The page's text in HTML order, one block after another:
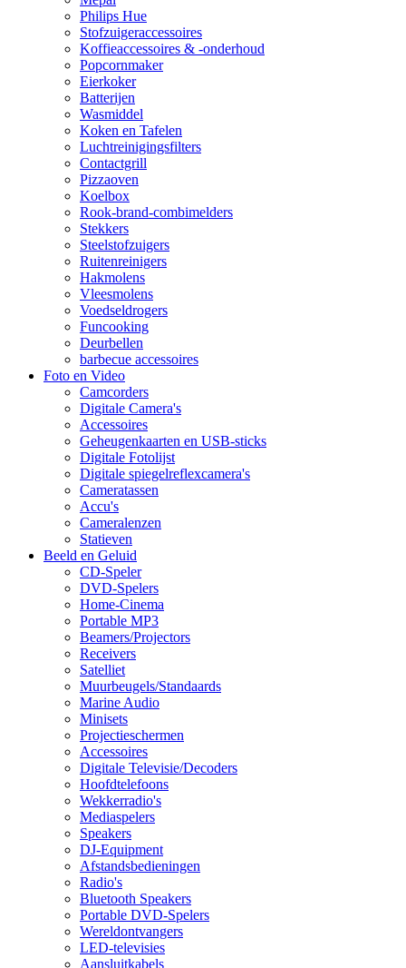
Philips Hue
Stofzuigeraccessoires
Koffieaccessoires & -onderhoud
Popcornmaker
Eierkoker
Batterijen
Wasmiddel
Koken en Tafelen
Luchtreinigingsfilters
Contactgrill
Pizzaoven
Koelbox
Rook-brand-combimelders
Stekkers
Steelstofzuigers
Ruitenreinigers
Hakmolens
Vleesmolens
Voedseldrogers
Funcooking
Deurbellen
barbecue accessoires
Foto en Video
Camcorders
Digitale Camera's
Accessoires
Geheugenkaarten en USB-sticks
Digitale Fotolijst
Digitale spiegelreflexcamera's
Cameratassen
Accu's
Cameralenzen
Statieven
Beeld en Geluid
CD-Speler
DVD-Spelers
Home-Cinema
Portable MP3
Beamers/Projectors
Receivers
Satelliet
Muurbeugels/Standaards
Marine Audio
Minisets
Projectieschermen
Accessoires
Digitale Televisie/Decoders
Hoofdtelefoons
Wekkerradio's
Mediaspelers
Speakers
DJ-Equipment
Afstandsbedieningen
Radio's
Bluetooth Speakers
Portable DVD-Spelers
Wereldontvangers
LED-televisies
Aansluitkabels